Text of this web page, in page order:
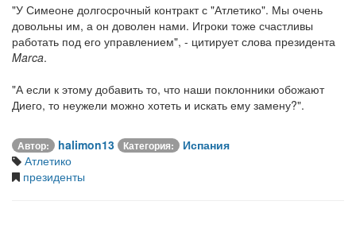
"У Симеоне долгосрочный контракт с "Атлетико". Мы очень
довольны им, а он доволен нами. Игроки тоже счастливы
работать под его управлением", - цитирует слова президента
Marca.
"А если к этому добавить то, что наши поклонники обожают
Диего, то неужели можно хотеть и искать ему замену?".
Автор: halimon13 Категория:
Испания
Атлетико
президенты